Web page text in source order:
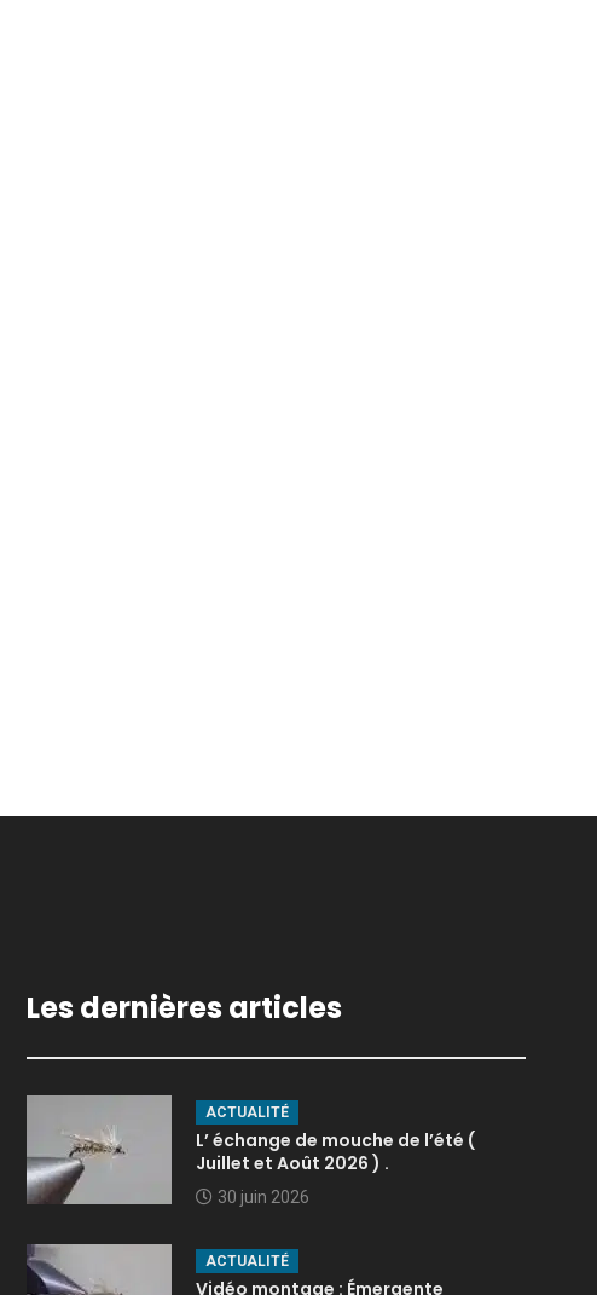
Les dernières articles
ACTUALITÉ
L’ échange de mouche de l’été (
Juillet et Août 2026 ) .
30 juin 2026
ACTUALITÉ
Vidéo montage : Émergente